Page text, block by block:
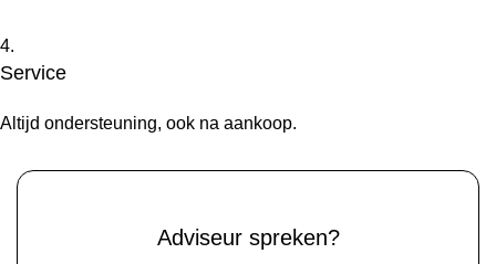
4.
Service
Altijd ondersteuning, ook na aankoop.
Adviseur spreken?